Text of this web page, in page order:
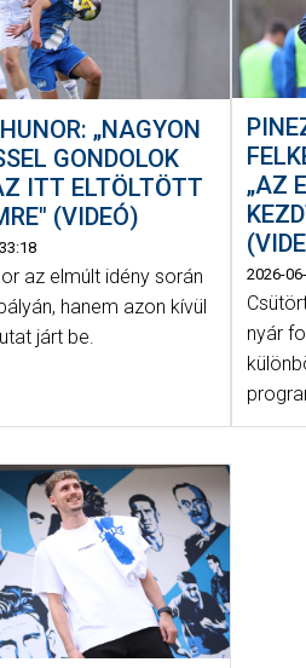
„NAGYON
GONDOLOK
ITT ELTÖLTÖTT
(VIDEÓ)
az elmúlt idény során
hanem azon kívül
járt be.
„AZ
2026-
nyár